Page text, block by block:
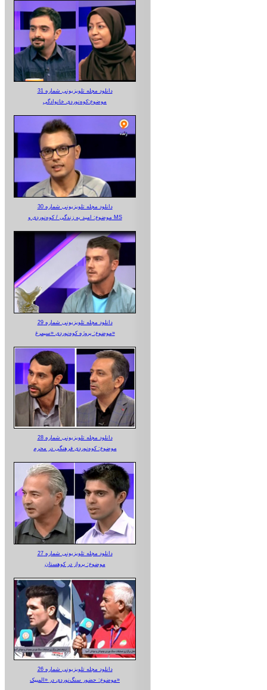
دانلود مجله تلویزیونی شماره 31
موضوع:کوه‌نوردی خانوادگی
دانلود مجله تلویزیونی شماره 30
موضوع: امید به زندگی / کوه‌نوردی و MS
دانلود مجله تلویزیونی شماره 29
موضوع: پروژه کوه‌نوردی «سیمرغ»
دانلود مجله تلویزیونی شماره 28
موضوع: کوه‌نوردی فرهنگی در محرم
دانلود مجله تلویزیونی شماره 27
موضوع: پرواز در کوهستان
دانلود مجله تلویزیونی شماره 26
موضوع: حضور سنگ‌نوردی در «المپیک»